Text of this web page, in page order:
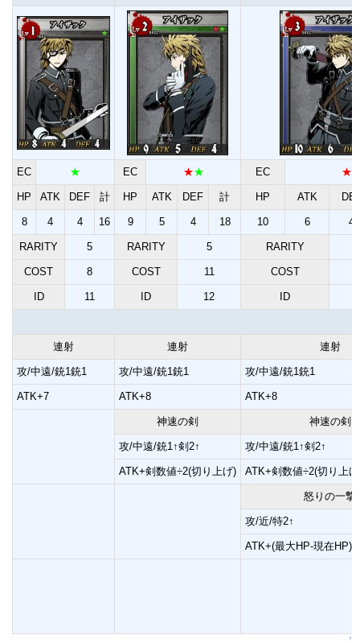
EC ★ EC ★★ EC ★
HP ATK DEF 計 HP ATK DEF 計 HP ATK
8 4 4 16 9 5 4 18 10 6 4
RARITY 5 RARITY 5 RARITY
COST 8 COST 11 COST
ID 11 ID 12 ID
連射 連射 連射
攻/中遠/銃1銃1 攻/中遠/銃1銃1 攻/中遠/銃1銃1
ATK+7 ATK+8 ATK+8
神速の剣 神速の剣
攻/中遠/銃1↑剣2↑ 攻/中遠/銃1↑剣2↑
ATK+剣数値÷2(切り上げ) ATK+剣数値÷2(切り上
怒りの一撃
攻/近/特2↑
ATK+(最大HP-現在
↑